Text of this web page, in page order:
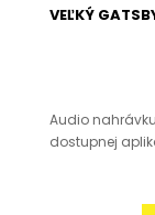
VEĽKÝ
Audio
dostupnej